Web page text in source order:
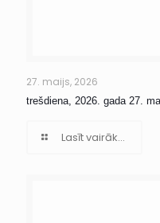
27. maijs, 2026
trešdiena, 2026. gada 27.
Lasīt vairāk...